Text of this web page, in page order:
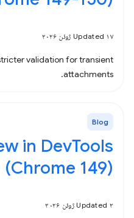
Updated ۱۷ ژوئن ۲۰۲۶
validation for transient
attachments.
Blog
in DevTools
(Chrome 149)
Updated ۲ ژوئن ۲۰۲۶